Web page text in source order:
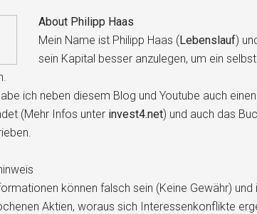
About Philipp Haas
Mein Name ist Philipp Haas (Lebenslauf)
sein Kapital besser anzulegen, um ein
ich neben diesem Blog und Youtube auch
(Mehr Infos unter invest4.net) und auch das
können falsch sein (Keine Gewähr)
Aktien, woraus sich Interessenkonflikte